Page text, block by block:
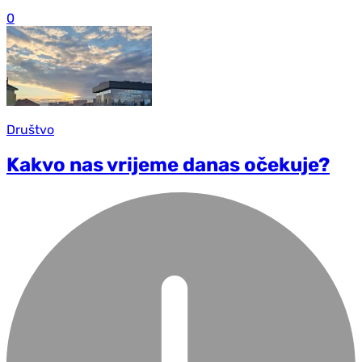
0
Društvo
Kakvo nas vrijeme danas očekuje?